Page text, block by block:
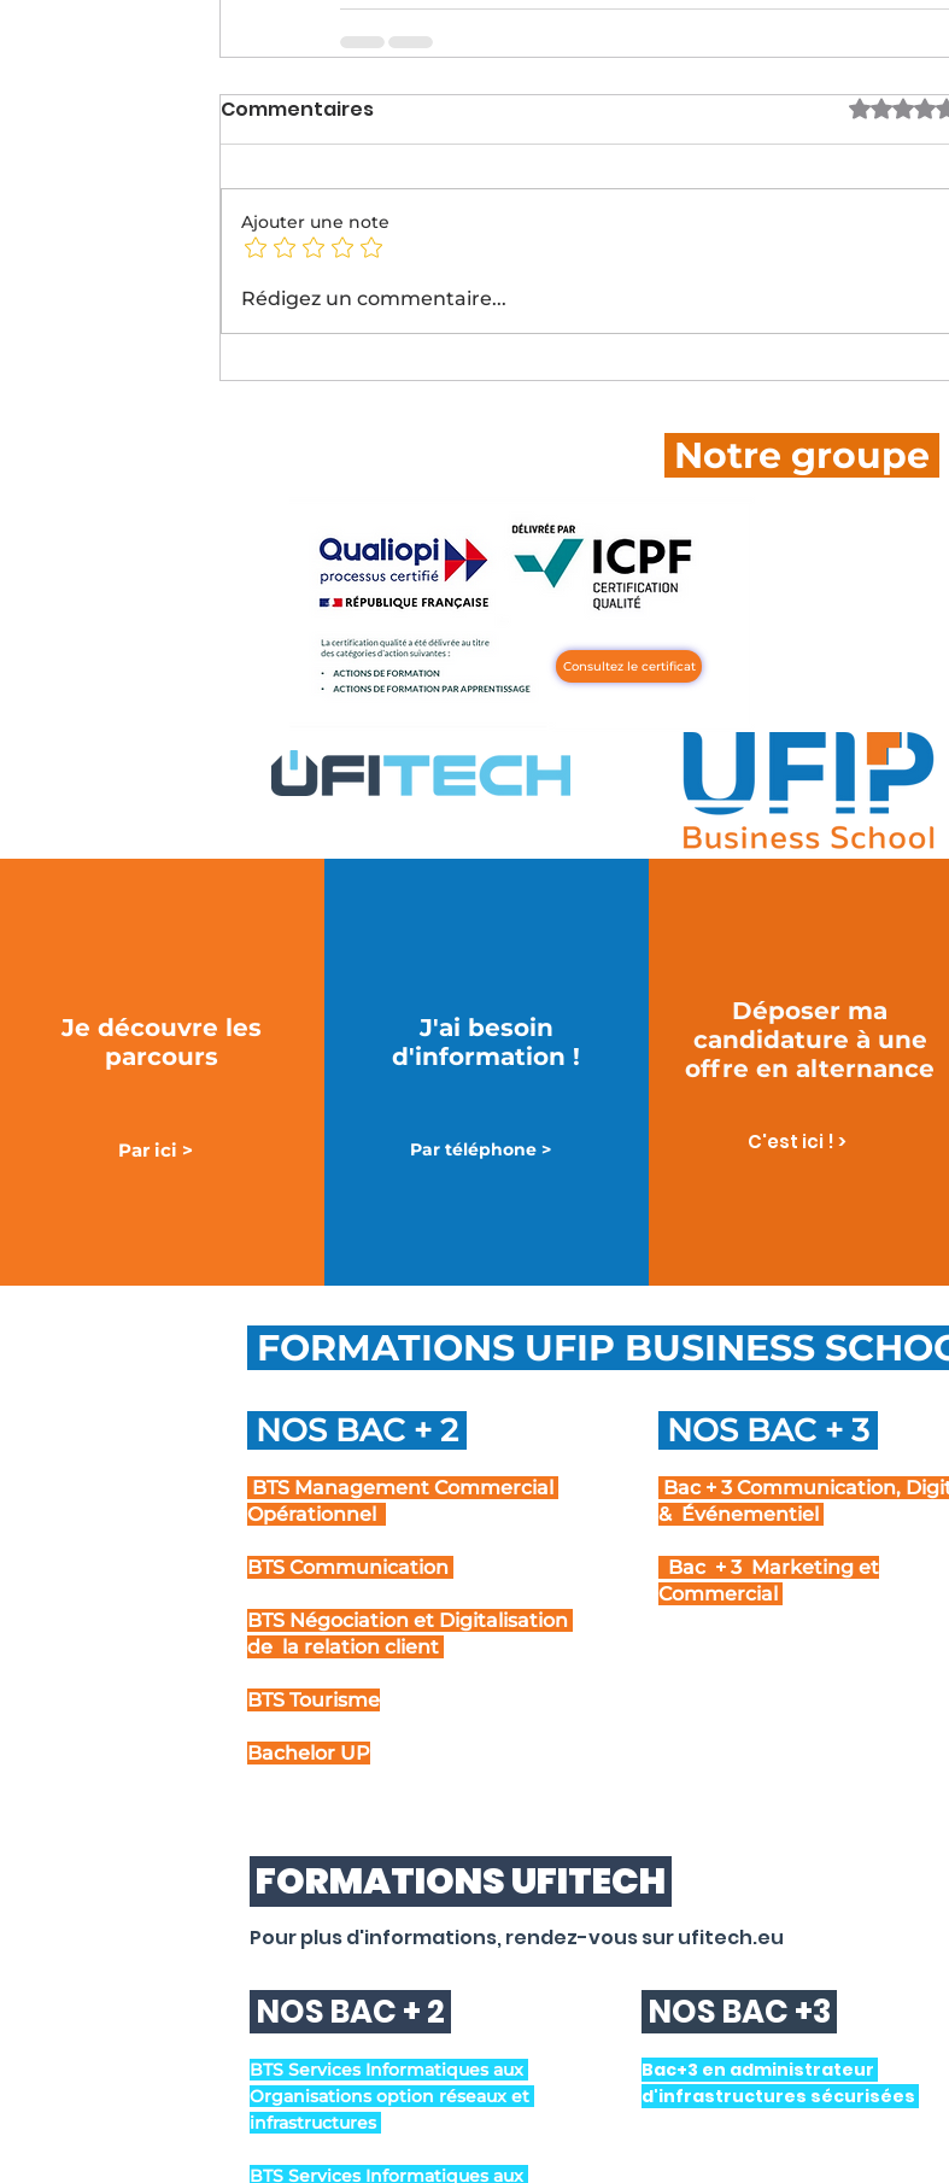
Commentaires Noté 0
Ajouter une note
Rédigez un commentaire...
Notre groupe
Consultez le certificat
Je découvre les
parcours
Par ici >
J'ai besoin
d'information !
Par téléphone >
Déposer ma
candidature à une
offre en alternance
C'est ici ! >
FORMATIONS UFIP BUSINESS
NOS BAC + 2
BTS Management Commercial
Opérationnel
BTS Communication
BTS Négociation et Digitalisation
de la relation client
BTS Tourisme
Bachelor UP
NOS BAC + 3
Bac + 3 Communication,
& Événementiel
Bac + 3 Marketing et
Commercial
FORMATIONS UFITECH
Pour plus d'informations, rendez-vous sur ufitech.eu
NOS BAC + 2
BTS Services Informatiques aux
Organisations option réseaux et
infrastructures
BTS Services Informatiques aux
NOS BAC +3
Bac+3 en administrateur
d'infrastructures sécurisées